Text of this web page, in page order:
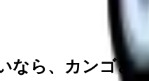
なら、カンゴさ